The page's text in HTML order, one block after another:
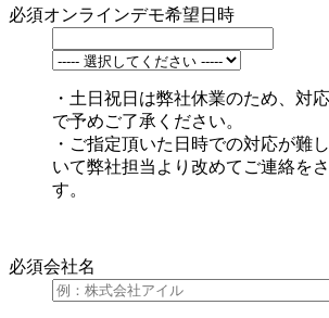
必須オンラインデモ希望日時
・土日祝日は弊社休業のため、対
で予めご了承ください。
・ご指定頂いた日時での対応が難
いて弊社担当より改めてご連絡を
す。
必須会社名